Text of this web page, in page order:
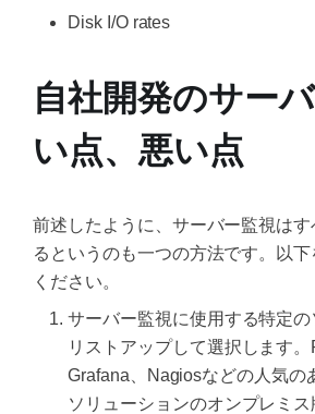
Disk I/O rates
自社開発のサー
い点、悪い点
前述したように、サーバー監視は
るというのも一つの方法です。以
ください。
サーバー監視に使用する特定
リストアップして選択します。
Grafana、Nagiosなどの人気の
ソリューションのオンプレミ